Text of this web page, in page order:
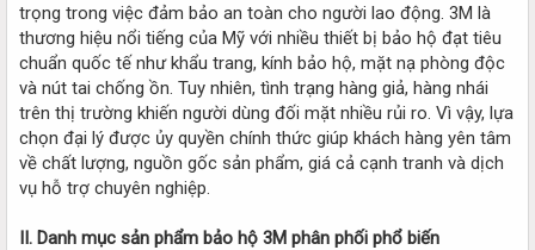
trọng trong việc đảm bảo an toàn cho người lao động. 3M là
thương hiệu nổi tiếng của Mỹ với nhiều thiết bị bảo hộ đạt tiêu
chuẩn quốc tế như khẩu trang, kính bảo hộ, mặt nạ phòng độc
và nút tai chống ồn. Tuy nhiên, tình trạng hàng giả, hàng nhái
trên thị trường khiến người dùng đối mặt nhiều rủi ro. Vì vậy, lựa
chọn đại lý được ủy quyền chính thức giúp khách hàng yên tâm
về chất lượng, nguồn gốc sản phẩm, giá cả cạnh tranh và dịch
vụ hỗ trợ chuyên nghiệp.
II. Danh mục sản phẩm bảo hộ 3M phân phối phổ biến